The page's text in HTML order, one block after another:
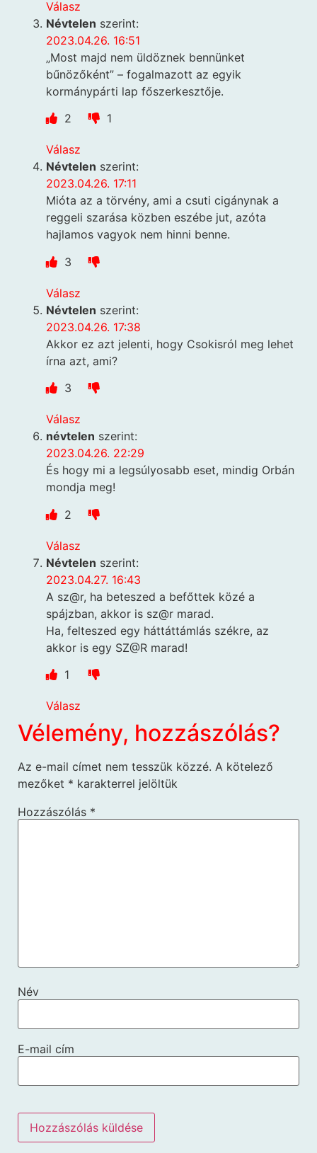
Válasz
Névtelen szerint:
2023.04.26. 16:51
„Most majd nem üldöznek bennünket
bűnözőként” – fogalmazott az egyik
kormánypárti lap főszerkesztője.
2
1
Válasz
Névtelen szerint:
2023.04.26. 17:11
Mióta az a törvény, ami a csuti cigánynak a
reggeli szarása közben eszébe jut, azóta
hajlamos vagyok nem hinni benne.
3
Válasz
Névtelen szerint:
2023.04.26. 17:38
Akkor ez azt jelenti, hogy Csokisról meg lehet
írna azt, ami?
3
Válasz
névtelen szerint:
2023.04.26. 22:29
És hogy mi a legsúlyosabb eset, mindig Orbán
mondja meg!
2
Válasz
Névtelen szerint:
2023.04.27. 16:43
A sz@r, ha beteszed a befőttek közé a
spájzban, akkor is sz@r marad.
Ha, felteszed egy háttáttámlás székre, az
akkor is egy SZ@R marad!
1
Válasz
Vélemény, hozzászólás?
Az e-mail címet nem tesszük közzé. A kötelező
mezőket * karakterrel jelöltük
Hozzászólás *
Név
E-mail cím